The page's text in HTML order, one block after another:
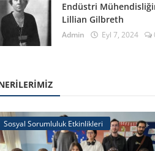
Endüstri
Lillian Gilbreth
Admin Eyl 7, 2024
Sosyal Sorumluluk Etkinlikleri